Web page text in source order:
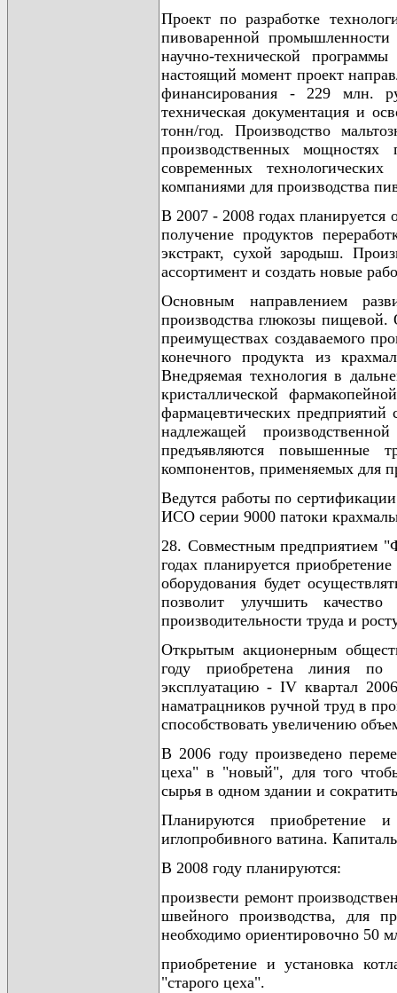
Проект по разработке
пивоваренной
научно-технической
настоящий момент проект
финансирования - 229 млн.
техническая документация и
тонн/год. Производство
производственных мощностях
современных
компаниями для производства
В 2007 - 2008 годах планируется
получение продуктов
экстракт, сухой зародыш.
ассортимент и создать новые
Основным направлением
производства глюкозы пищевой.
преимуществах создаваемого
конечного продукта из
Внедряемая технология в
кристаллической
фармацевтических
надлежащей
предъявляются повышенные
компонентов, применяемых для
Ведутся работы по
ИСО серии 9000 патоки
28. Совместным
годах планируется
оборудования будет
позволит улучшить
производительности труда и
Открытым акционерным
году приобретена линия по
эксплуатацию - IV квартал
наматрацников ручной труд в
способствовать увеличению
В 2006 году произведено
цеха" в "новый", для того
сырья в одном здании и
Планируются приобретение
иглопробивного ватина.
В 2008 году планируются:
произвести ремонт
швейного производства, для
необходимо ориентировочно 50
приобретение и установка
"старого цеха".